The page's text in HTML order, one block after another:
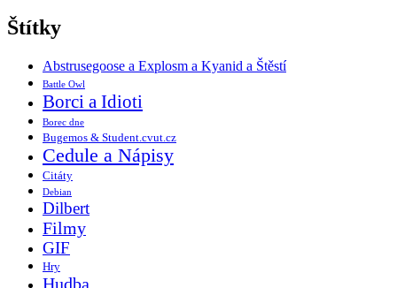
Štítky
Abstrusegoose a Explosm a Kyanid a Štěstí
Battle Owl
Borci a Idioti
Borec dne
Bugemos & Student.cvut.cz
Cedule a Nápisy
Citáty
Debian
Dilbert
Filmy
GIF
Hry
Hudba